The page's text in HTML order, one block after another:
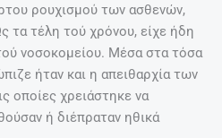
ρουχισμού των ασθενών,
τα τέλη τού χρόνου, είχε ήδη
νοσοκομείου. Μέσα στα τόσα
ήταν και η απειθαρχία των
οποίες χρειάστηκε να
ή διέπραταν ηθικά